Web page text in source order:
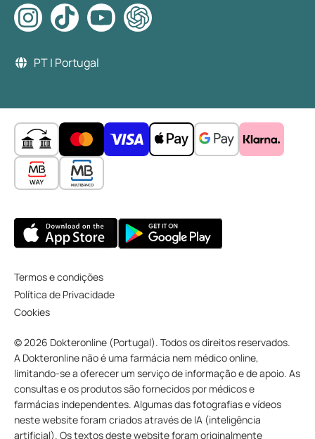
PT | Portugal
Termos e condições
Política de Privacidade
Cookies
© 2026 Dokteronline (Portugal). Todos os direitos reservados.
A Dokteronline não é uma farmácia nem médico online,
limitando-se a oferecer um serviço de informação e de apoio. As
consultas e os produtos são fornecidos por médicos e
farmácias independentes. Algumas das fotografias e vídeos
neste website foram criados através de IA (inteligência
artificial). Os textos deste website foram originalmente